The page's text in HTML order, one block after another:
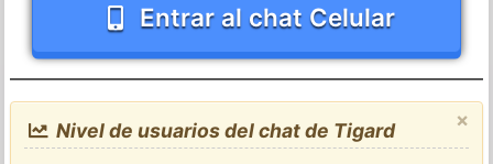
Entrar al chat Celular
×
Nivel de usuarios del chat de Tigard